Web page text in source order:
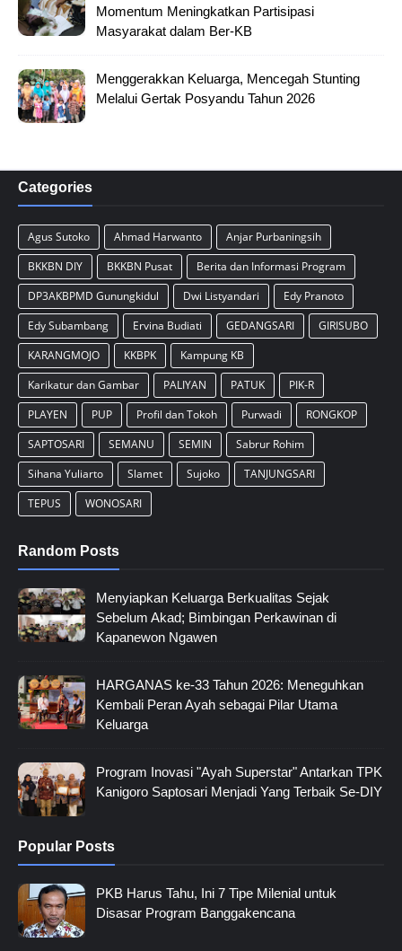
Momentum Meningkatkan Partisipasi
Masyarakat dalam Ber-KB
Menggerakkan Keluarga, Mencegah Stunting
Melalui Gertak Posyandu Tahun 2026
Categories
Agus Sutoko Ahmad Harwanto
Anjar Purbaningsih
BKKBN DIY
BKKBN Pusat
Berita dan Informasi Program
DP3AKBPMD Gunungkidul
Dwi Listyandari
Edy Pranoto
Edy Subambang
Ervina Budiati GEDANGSARI
GIRISUBO
KARANGMOJO
KKBPK
Kampung KB
Karikatur dan Gambar
PALIYAN PATUK
PIK-R
PLAYEN
PUP Profil dan Tokoh Purwadi
RONGKOP
SAPTOSARI
SEMANU SEMIN
Sabrur Rohim
Sihana Yuliarto
Slamet Sujoko
TANJUNGSARI
TEPUS
WONOSARI
Random Posts
Menyiapkan Keluarga Berkualitas Sejak
Sebelum Akad; Bimbingan Perkawinan di
Kapanewon Ngawen
HARGANAS ke-33 Tahun 2026: Meneguhkan
Kembali Peran Ayah sebagai Pilar Utama
Keluarga
Program Inovasi "Ayah Superstar" Antarkan TPK
Kanigoro Saptosari Menjadi Yang Terbaik Se-DIY
Popular Posts
PKB Harus Tahu, Ini 7 Tipe Milenial untuk
Disasar Program Banggakencana